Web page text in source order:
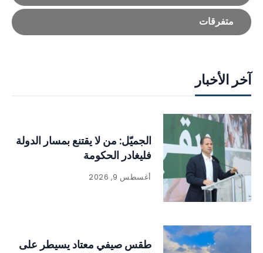
متفرقات
آخر الأخبار
الجميّل: من لا يقتنع بمسار الدولة
فليغادر الحكومة
أغسطس 9, 2026
طقس صيفي معتاد يسيطر على